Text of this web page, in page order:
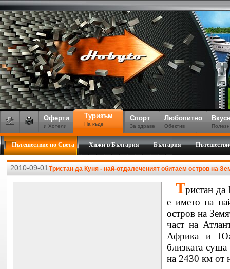
Оферти
и Хотели
Туризъм
На къде
Спорт
За здраве
Любопитно
Обектив
Пътешествие по Света Хижи в България България
2010-09-01Тристан да Куня - най-отдалеченият обитаем остров на
Тристан
е името на
остров на
част на
Африка и
близката
на 2430 км от